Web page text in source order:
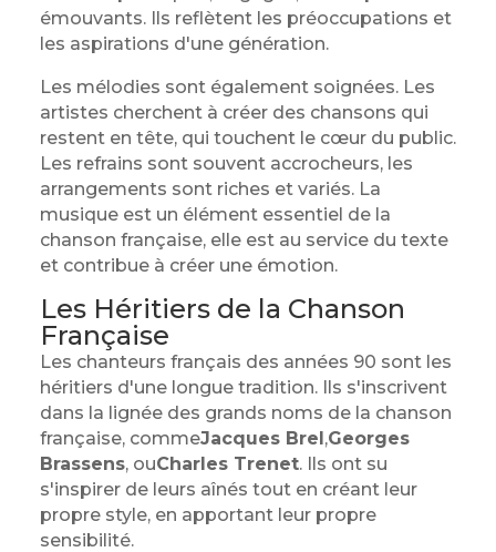
émouvants. Ils reflètent les préoccupations et
les aspirations d'une génération.
Les mélodies sont également soignées. Les
artistes cherchent à créer des chansons qui
restent en tête, qui touchent le cœur du public.
Les refrains sont souvent accrocheurs, les
arrangements sont riches et variés. La
musique est un élément essentiel de la
chanson française, elle est au service du texte
et contribue à créer une émotion.
Les Héritiers de la Chanson
Française
Les chanteurs français des années 90 sont les
héritiers d'une longue tradition. Ils s'inscrivent
dans la lignée des grands noms de la chanson
française, commeJacques Brel,Georges
Brassens, ouCharles Trenet. Ils ont su
s'inspirer de leurs aînés tout en créant leur
propre style, en apportant leur propre
sensibilité.